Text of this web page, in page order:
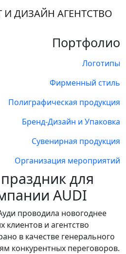
И ДИЗАЙН АГЕНТСТВО
Портфолио
Логотипы
Фирменный стиль
Полиграфическая продукция
Бренд-Дизайн и Упаковка
Сувенирная продукция
Организация мероприятий
для
AUDI
проводила новогоднее
клиентов и агентство
в качестве генерального
конкурентных переговоров.